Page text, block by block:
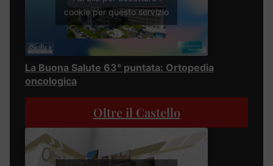
cookie per questo servizio
La Buona Salute 63° puntata: Ortopedia
oncologica
Oltre il Castello